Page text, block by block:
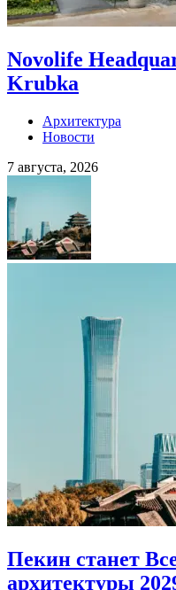
Novolife
Krubka
Архитектура
Новости
7 августа, 2026
Пекин станет
архитектуры